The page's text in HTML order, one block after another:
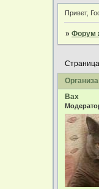
Привет,
»Форум
Bax